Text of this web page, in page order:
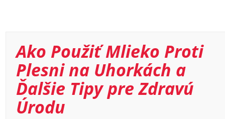
Ako Použiť Mlieko Proti
Plesni na Uhorkách a
Ďalšie Tipy pre Zdravú
Úrodu